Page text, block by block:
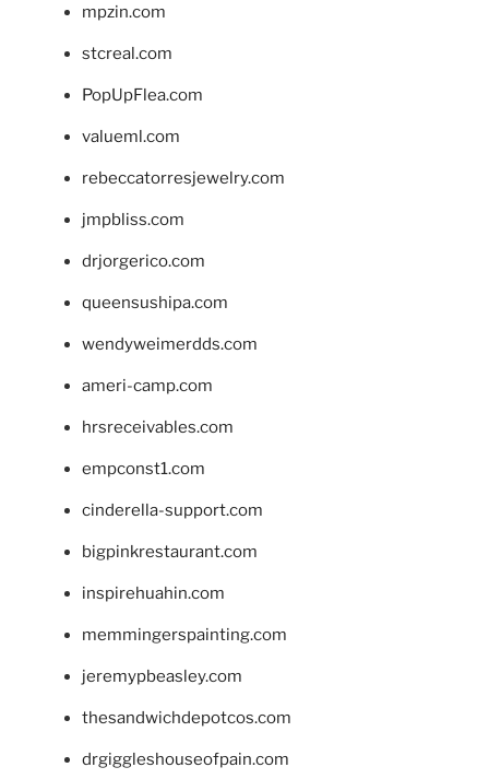
mpzin.com
stcreal.com
PopUpFlea.com
valueml.com
rebeccatorresjewelry.com
jmpbliss.com
drjorgerico.com
queensushipa.com
wendyweimerdds.com
ameri-camp.com
hrsreceivables.com
empconst1.com
cinderella-support.com
bigpinkrestaurant.com
inspirehuahin.com
memmingerspainting.com
jeremypbeasley.com
thesandwichdepotcos.com
drgiggleshouseofpain.com